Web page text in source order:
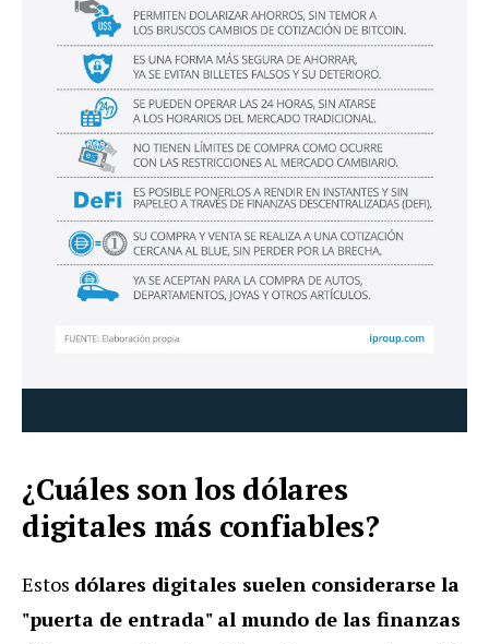
¿Cuáles son los dólares
digitales más confiables?
Estos dólares digitales suelen considerarse la
"puerta de entrada" al mundo de las finanzas